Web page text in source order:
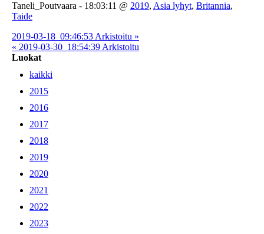
Taneli_Poutvaara - 18:03:11 @ 2019, Asia lyhyt, Britannia,
Taide
2019-03-18_09:46:53 Arkistoitu »
« 2019-03-30_18:54:39 Arkistoitu
Luokat
kaikki
2015
2016
2017
2018
2019
2020
2021
2022
2023